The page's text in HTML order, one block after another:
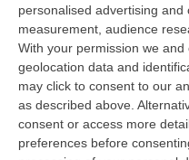
personalised advertising
measurement, audience
With your permission we
geolocation data and
may click to consent to our
as described above.
consent or access more
preferences before
ROMA«Sono 183 i
ricerche cliniche in
dal volume,
Ministero della
Nord (90), il resto al
(49)». Lo scrive il